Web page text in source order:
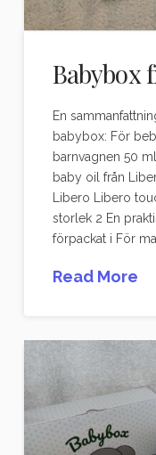
Babybox
En
babybox: För
barnvagnen 50
baby oil från
Libero Libero
storlek 2 En
förpackat i För
Read More